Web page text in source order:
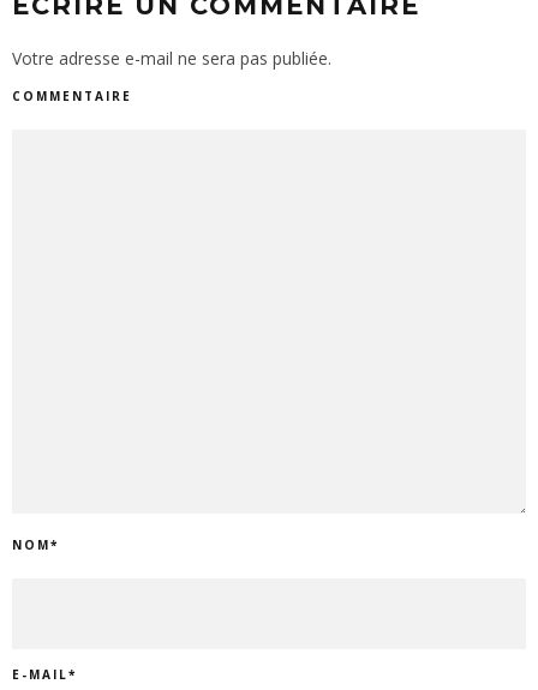
Votre adresse e-mail ne sera pas publiée.
COMMENTAIRE
NOM*
E-MAIL*